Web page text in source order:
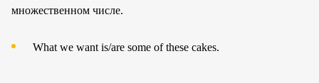
множественном числе.
What we want is/are some of these cakes.